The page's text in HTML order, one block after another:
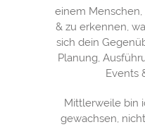
einem Menschen,
& zu erkennen,
sich dein
Planung,
Events
Mittlerweile bin
gewachsen,